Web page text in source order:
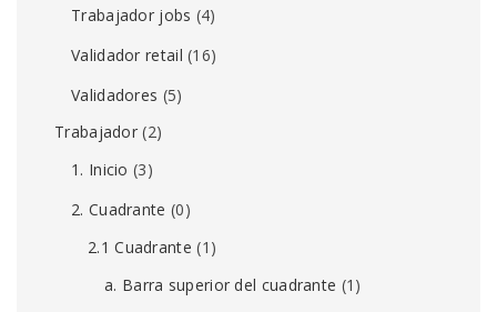
Trabajador jobs (4)
Validador retail (16)
Validadores (5)
Trabajador (2)
1. Inicio (3)
2. Cuadrante (0)
2.1 Cuadrante (1)
a. Barra superior del cuadrante (1)